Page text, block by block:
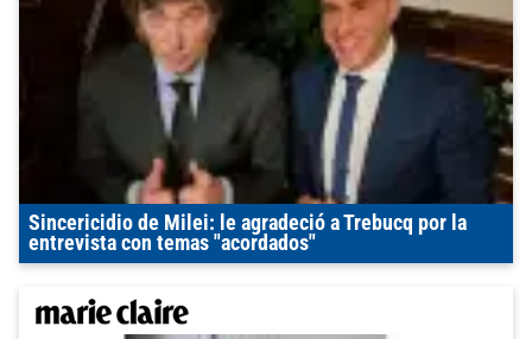
Sincericidio de Milei: le agradeció a Trebucq por la
entrevista con temas "acordados"